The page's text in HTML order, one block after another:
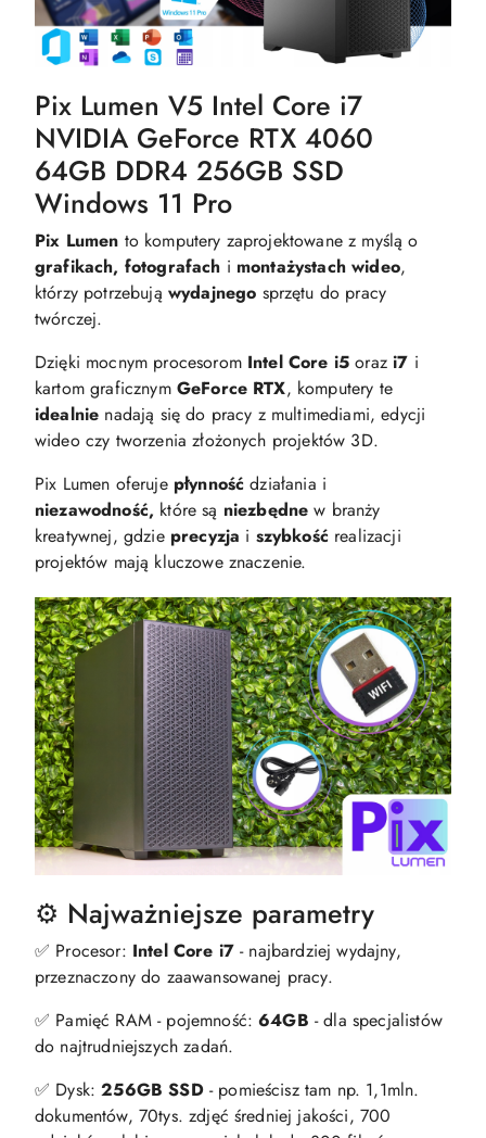
Pix Lumen V5 Intel Core i7
NVIDIA GeForce RTX 4060
64GB DDR4 256GB SSD
Windows 11 Pro
Pix Lumen to komputery zaprojektowane z myślą o
grafikach, fotografach i montażystach wideo,
którzy potrzebują wydajnego sprzętu do pracy
twórczej.
Dzięki mocnym procesorom Intel Core i5 orazi7 i
kartom graficznym GeForce RTX, komputery te
idealnie nadają się do pracy z multimediami, edycji
wideo czy tworzenia złożonych projektów 3D.
Pix Lumen oferuje płynność działania i
niezawodność, które są niezbędne w branży
kreatywnej, gdzie precyzja i szybkośćrealizacji
projektów mają kluczowe znaczenie.
⚙️ Najważniejsze parametry
✅ Procesor: Intel Core i7 - najbardziej wydajny,
przeznaczony do zaawansowanej pracy.
✅ Pamięć RAM - pojemność:64GB - dla specjalistów
do najtrudniejszych zadań.
✅ Dysk:256GB SSD- pomieścisz tam np. 1,1mln.
dokumentów, 70tys. zdjęć średniej jakości, 700